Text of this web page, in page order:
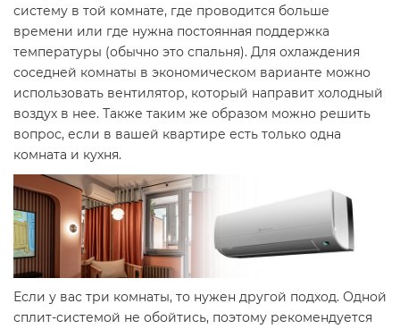
систему в той комнате, где проводится больше
времени или где нужна постоянная поддержка
температуры (обычно это спальня). Для охлаждения
соседней комнаты в экономическом варианте можно
использовать вентилятор, который направит холодный
воздух в нее. Также таким же образом можно решить
вопрос, если в вашей квартире есть только одна
комната и кухня.
Если у вас три комнаты, то нужен другой подход. Одной
сплит-системой не обойтись, поэтому рекомендуется